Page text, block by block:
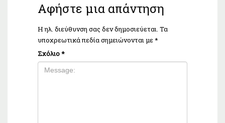
Αφήστε μια απάντηση
Η ηλ. διεύθυνση σας δεν δημοσιεύεται. Τα
υποχρεωτικά πεδία σημειώνονται με*
Σχόλιο*